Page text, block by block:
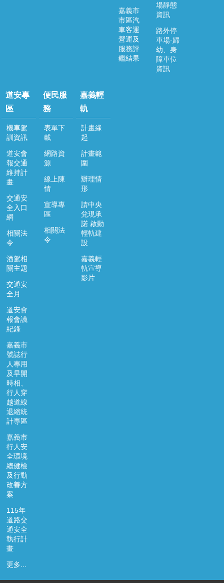
嘉義市
市區汽
車客運
營運及
服務評
鑑結果
場靜態
資訊
路外停
車場-婦
幼、身
障車位
資訊
道安專
區
機車駕
訓資訊
道安會
報交通
維持計
畫
交通安
全入口
網
相關法
令
酒駕相
關主題
交通安
全月
道安會
報會議
紀錄
嘉義市
號誌行
人專用
及早開
時相、
行人穿
越道線
退縮統
計專區
嘉義市
行人安
全環境
總健檢
及行動
改善方
案
115年
道路交
通安全
執行計
畫
更多...
便民服
務
表單下
載
網路資
源
線上陳
情
宣導專
區
相關法
令
嘉義輕
軌
計畫緣
起
計畫範
圍
辦理情
形
請中央
兌現承
諾 啟動
輕軌建
設
嘉義輕
軌宣導
影片